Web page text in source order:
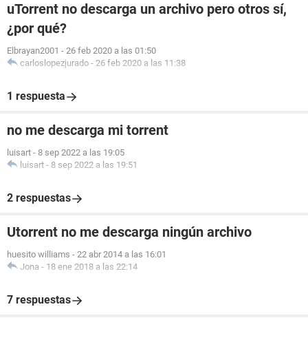
uTorrent no descarga un archivo pero otros sí,
¿por qué?
Elbrayan2001 - 26 feb 2020 a las 01:50
carloslopezjurado - 26 feb 2020 a las 11:38
1 respuesta
no me descarga mi torrent
luisart - 8 sep 2022 a las 19:05
luisart - 8 sep 2022 a las 19:51
2 respuestas
Utorrent no me descarga ningún archivo
huesito williams - 22 abr 2014 a las 16:01
Jona - 18 ene 2018 a las 22:14
7 respuestas